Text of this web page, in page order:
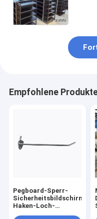
Empfohlene
Pegboard-Sperr-
Sicherheitsbildschirm
Haken-Loch-